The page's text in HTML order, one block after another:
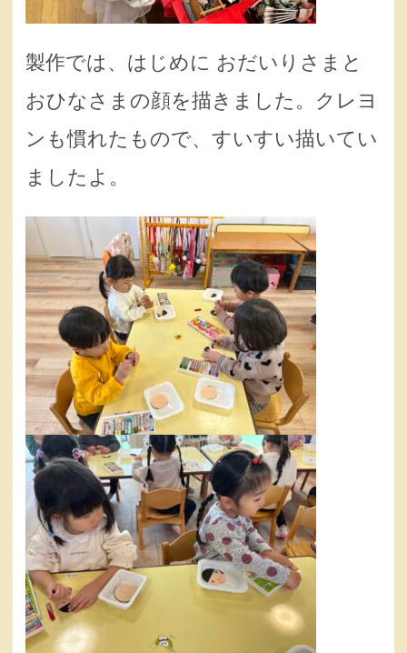
製作では、はじめに おだいりさまと
おひなさまの顔を描きました。クレヨ
ンも慣れたもので、すいすい描いてい
ましたよ。